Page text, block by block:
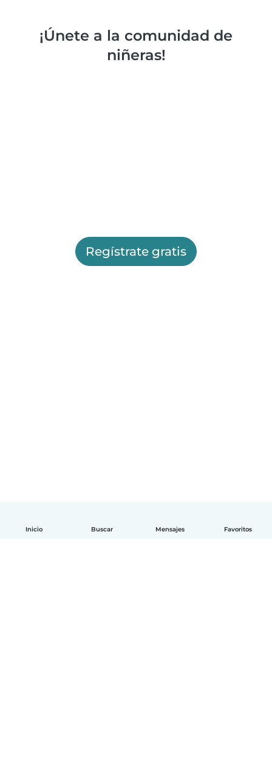
Inicio Buscar Mensajes Favoritos
¡Únete a la comunidad de
niñeras!
Regístrate gratis